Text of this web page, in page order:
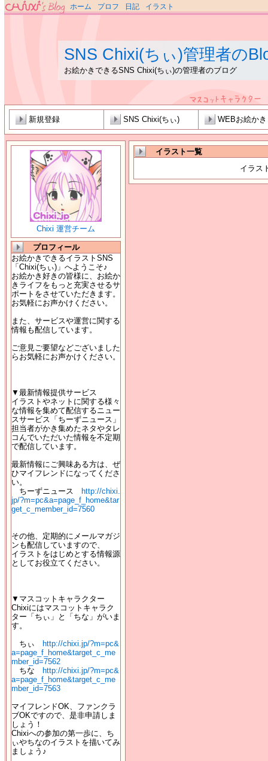
ホーム プロフ 日記 イラスト
SNS Chixi(ちぃ)管理者の
お絵かきできるSNS Chixi(ちぃ)の管理者のブログ
Chixi 運営チーム
プロフィール
お絵かきできるイラストSNS
「Chixi(ちぃ)」へようこそ♪
お絵かき好きの皆様に、お絵か
きライフをもっと充実させるサ
ポートをさせていただきます。
お気軽にお声かけください。
また、サービスや運営に関する
情報も配信しています。
ご意見ご要望などございました
らお気軽にお声かけください。
▼最新情報提供サービス
イラストやネットに関する様々
な情報を集めて配信するニュー
スサービス「ちーずニュース」
担当者がかき集めたネタやタレ
コんでいただいた情報を不定期
で配信しています。
最新情報にご興味ある方は、ぜ
ひマイフレンドになってくださ
い。
ちーずニュース
http://chixi.
jp/?m=pc&a=page_f_home&tar
get_c_member_id=7560
その他、定期的にメールマガジ
ンも配信していますので、
イラストをはじめとする情報源
としてお役立てください。
▼マスコットキャラクター
Chixiにはマスコットキャラク
ター「ちぃ」と「ちな」がいま
す。
ちぃ
http://chixi.jp/?m=pc&
a=page_f_home&target_c_me
mber_id=7562
ちな
http://chixi.jp/?m=pc&
a=page_f_home&target_c_me
mber_id=7563
マイフレンドOK、ファンクラ
ブOKですので、是非申請しま
しょう！
Chixiへの参加の第一歩に、ち
ぃやちなのイラストを描いてみ
ましょう♪
新規登録 SNS Chixi(ちぃ) WEBお絵か
イラスト一覧
イラス